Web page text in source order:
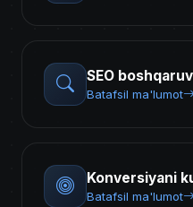
SEO
Batafsil ma'lumot
Konversiyani
Batafsil ma'lumot